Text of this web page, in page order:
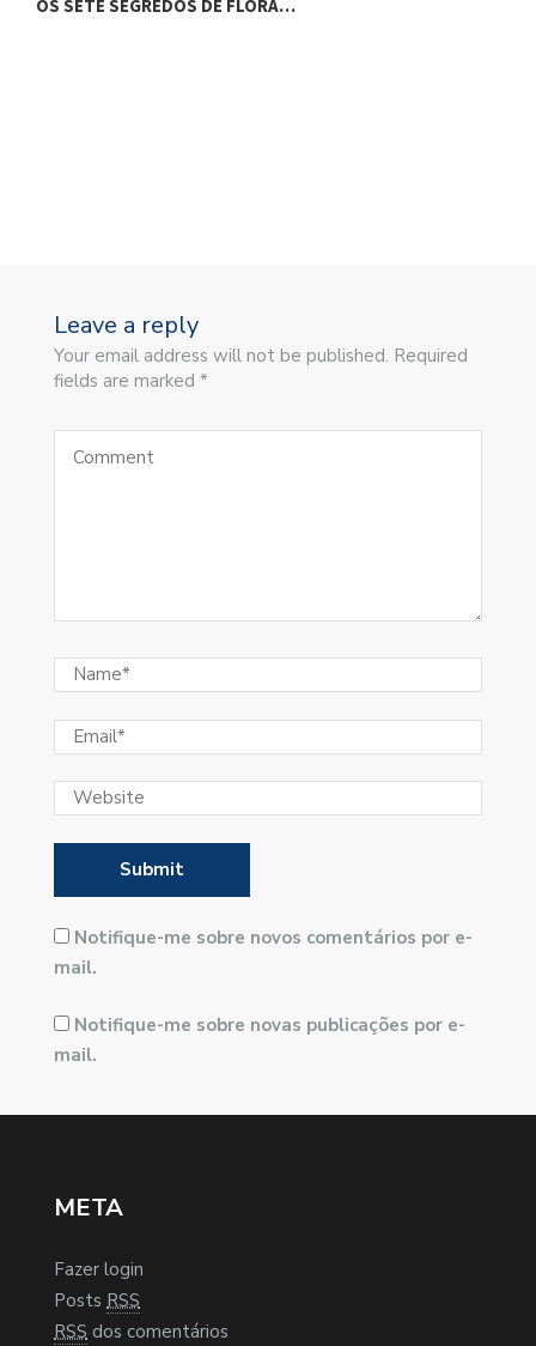
OS SETE SEGREDOS DE FLORA…
Leave a reply
Your email address will not be published. Required
fields are marked *
Notifique-me sobre novos comentários por e-
mail.
Notifique-me sobre novas publicações por e-
mail.
META
Fazer login
Posts RSS
RSS dos comentários